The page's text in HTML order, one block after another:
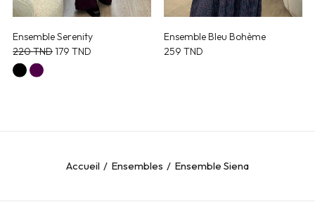
Ensemble Serenity
220TNDLe
179 TND
Ensemble Bleu Bohème
259 TND
Accueil Ensembles Ensemble Siena